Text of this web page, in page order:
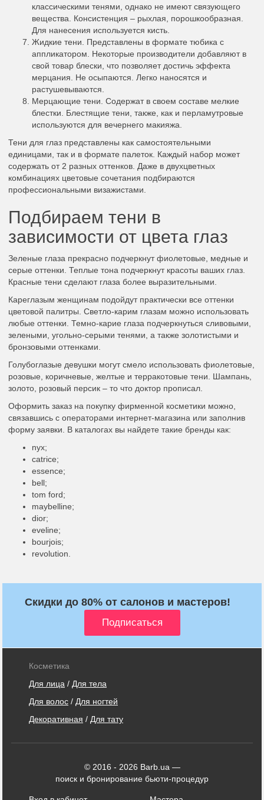
классическими тенями, однако не имеют связующего
вещества. Консистенция – рыхлая, порошкообразная.
Для нанесения используется кисть.
Жидкие тени. Представлены в формате тюбика с
аппликатором. Некоторые производители добавляют в
свой товар блески, что позволяет достичь эффекта
мерцания. Не осыпаются. Легко наносятся и
растушевываются.
Мерцающие тени. Содержат в своем составе мелкие
блестки. Блестящие тени, также, как и перламутровые
используются для вечернего макияжа.
Тени для глаз представлены как самостоятельными
единицами, так и в формате палеток. Каждый набор может
содержать от 2 разных оттенков. Даже в двухцветных
комбинациях цветовые сочетания подбираются
профессиональными визажистами.
Подбираем тени в
зависимости от цвета глаз
Зеленые глаза прекрасно подчеркнут фиолетовые, медные и
серые оттенки. Теплые тона подчеркнут красоты ваших глаз.
Красные тени сделают глаза более выразительными.
Кареглазым женщинам подойдут практически все оттенки
цветовой палитры. Светло-карим глазам можно использовать
любые оттенки. Темно-карие глаза подчеркнуться сливовыми,
зелеными, угольно-серыми тенями, а также золотистыми и
бронзовыми оттенками.
Голубоглазые девушки могут смело использовать фиолетовые,
розовые, коричневые, желтые и терракотовые тени. Шампань,
золото, розовый персик – то что доктор прописал.
Оформить заказ на покупку фирменной косметики можно,
связавшись с операторами интернет-магазина или заполнив
форму заявки. В каталогах вы найдете такие бренды как:
nyx;
catrice;
essence;
bell;
tom ford;
maybelline;
dior;
eveline;
bourjois;
revolution.
Скидки до 80% от салонов и мастеров!
Косметика
Для лица / Для тела
Для волос / Для ногтей
Декоративная / Для тату
© 2016 - 2026 Barb.ua —
поиск и бронирование бьюти-процедур